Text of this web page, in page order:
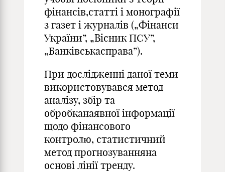
фінансів,статті і монографії
з газет і журналів („Фінанси
України”, „Вісник ПСУ”,
„Банківськасправа”).
При дослідженні даної теми
використовувався метод
аналізу, збір та
обробканаявної інформації
щодо фінансового
контролю, статистичний
метод прогнозуванняна
основі лінії тренду.